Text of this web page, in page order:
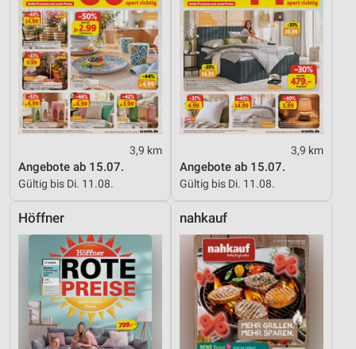
3,9 km
Angebote ab 15.07.
Gültig bis Di. 11.08.
3,9 km
Angebote ab 15.07.
Gültig bis Di. 11.08.
Höffner nahkauf